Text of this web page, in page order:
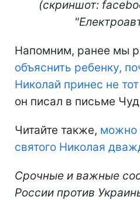
(скриншот:
Напомним, ранее мы
объяснить ребенку,
Николай принес не
он писал в письме
Читайте также, можно
святого Николая
Срочные и важные
России против